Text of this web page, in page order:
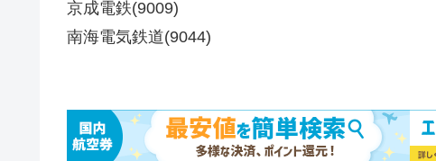
京成電鉄(9009)
南海電気鉄道(9044)